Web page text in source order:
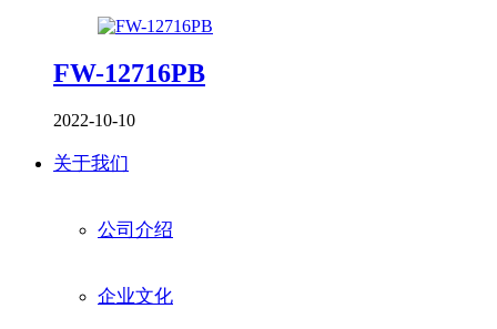
FW-12716PB
2022-10-10
关于我们
公司介绍
企业文化